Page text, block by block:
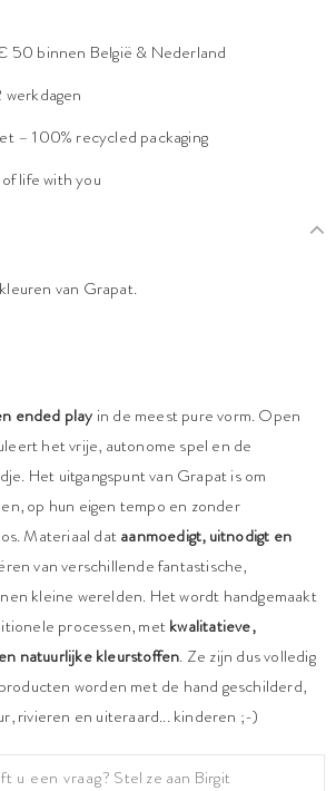
50 binnen België & Nederland
werkdagen
– 100% recycled packaging
life with you
van Grapat.
ended play in de meest pure vorm. Open
het vrije, autonome spel en de
Het uitgangspunt van Grapat is om
op hun eigen tempo en zonder
Materiaal dataanmoedigt, uitnodigt en
van verschillende fantastische,
kleine werelden. Het wordt handgemaakt
processen, metkwalitatieve,
natuurlijke kleurstoffen. Ze zijn dus volledig
worden met de hand geschilderd,
rivieren en uiteraard... kinderen ;-)
u een vraag? Stel ze aan Birgit